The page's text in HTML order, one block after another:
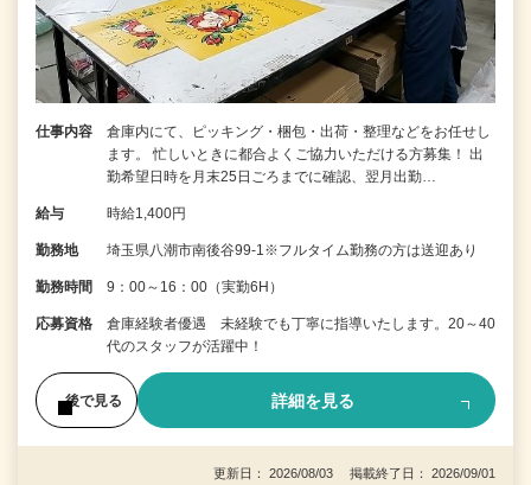
仕事内容
倉庫内にて、ピッキング・梱包・出荷・整理などをお任せし
ます。 忙しいときに都合よくご協力いただける方募集！ 出
勤希望日時を月末25日ごろまでに確認、翌月出勤…
給与 時給1,400円
勤務地 埼玉県八潮市南後谷99‐1※フルタイム勤務の方は送迎あり
勤務時間 9：00～16：00（実勤6H）
応募資格
倉庫経験者優遇 未経験でも丁寧に指導いたします。20～40
代のスタッフが活躍中！
後で見る 詳細を見る
更新日： 2026/08/03 掲載終了日： 2026/09/01